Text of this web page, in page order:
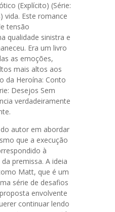
(Explícito) (Série:
vida. Este romance
tensão
qualidade sinistra e
Era um livro
as emoções,
mais altos aos
da Heroína: Conto
Desejos Sem
verdadeiramente
autor em abordar
que a execução
à
premissa. A ideia
Matt, que é um
série de desafios
envolvente
continuar lendo